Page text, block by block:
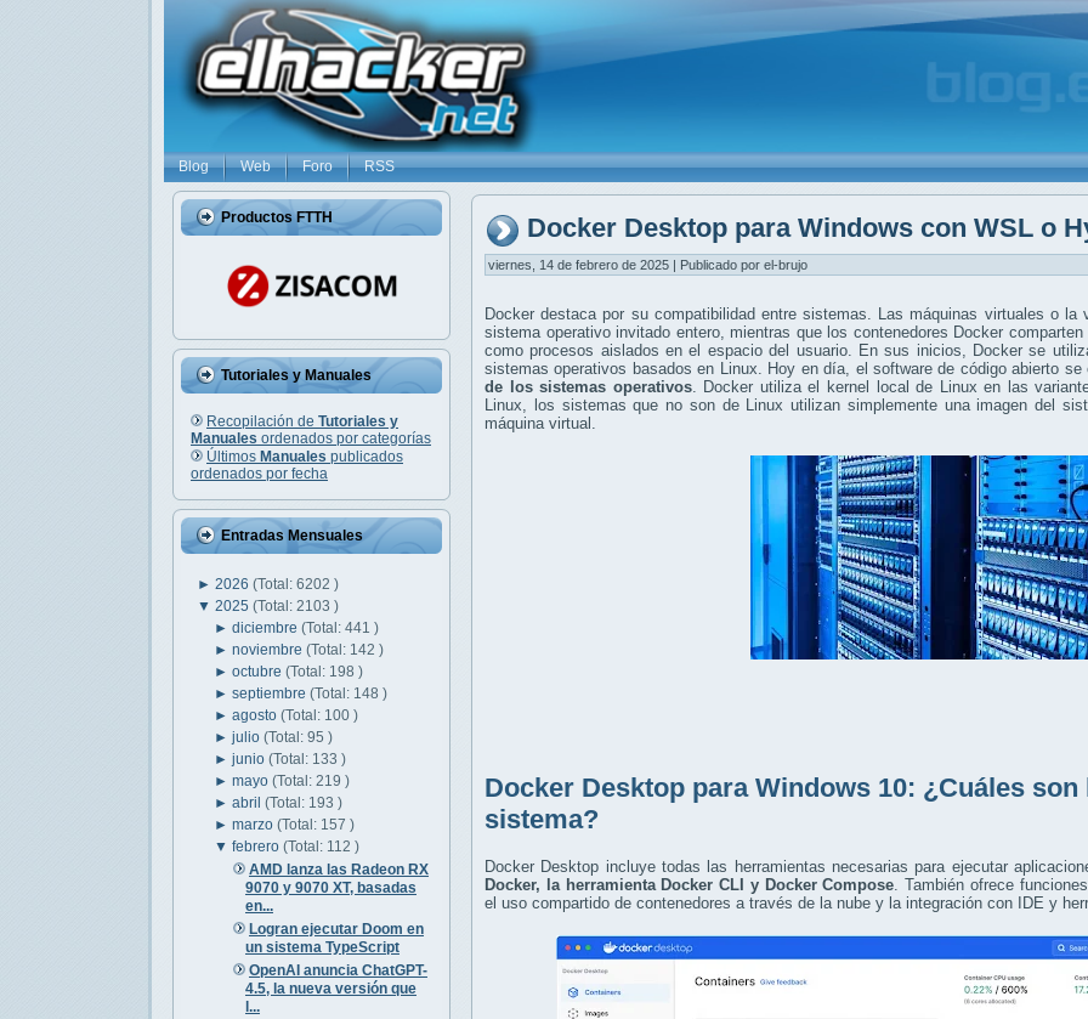
Blog Web Foro RSS
Productos FTTH
Tutoriales y Manuales
Recopilación de Tutoriales y
Manuales ordenados por categorías
Últimos Manuales publicados
ordenados por fecha
Entradas Mensuales
► 2026 (Total: 6202 )
▼ 2025 (Total: 2103 )
►diciembre(Total: 441 )
►noviembre(Total: 142 )
►octubre(Total: 198 )
►septiembre(Total: 148 )
►agosto(Total: 100 )
►julio(Total: 95 )
►junio(Total: 133 )
►mayo(Total: 219 )
►abril(Total: 193 )
►marzo(Total: 157 )
▼febrero(Total: 112 )
AMD lanza las Radeon RX
9070 y 9070 XT, basadas
en...
Logran ejecutar Doom en
un sistema TypeScript
OpenAI anuncia ChatGPT-
4.5, la nueva versión que
l...
Docker Desktop para Windows con WSL o
viernes, 14 de febrero de 2025 | Publicado por el-brujo
Docker destaca por su compatibilidad entre sistemas. Las máquinas virtuales o la
sistema operativo invitado entero, mientras que los contenedores Docker
como procesos aislados en el espacio del usuario. En sus inicios, Docker se
sistemas operativos basados en Linux. Hoy en día, el software de código abierto
de los sistemas operativos. Docker utiliza el kernel local de Linux en las
Linux, los sistemas que no son de Linux utilizan simplemente una imagen del
máquina virtual.
Docker Desktop para Windows 10: ¿Cuáles
sistema?
Docker Desktop incluye todas las herramientas necesarias para ejecutar
Docker, la herramienta Docker CLI y Docker Compose . También ofrece
el uso compartido de contenedores a través de la nube y la integración con IDE y